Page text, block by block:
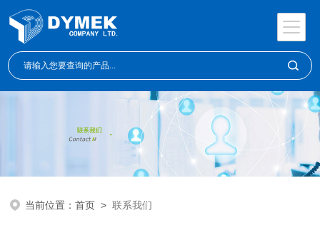
当前位置：首页 >联系我们